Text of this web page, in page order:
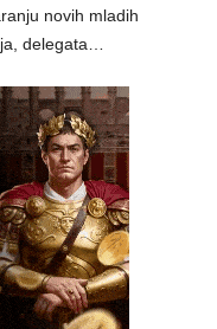
novih mladih
delegata…